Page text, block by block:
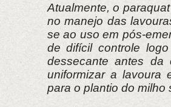
Atualmente, o
no manejo das
se ao uso em pós-
de difícil controle
dessecante antes da
uniformizar a lavoura
para o plantio do milho